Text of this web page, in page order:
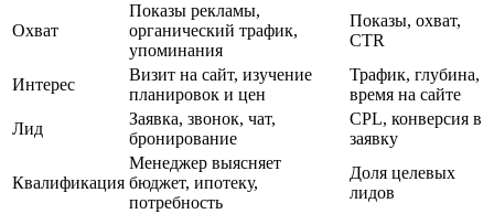
Охват
Показы рекламы,
органический трафик,
упоминания
Показы, охват,
CTR
Интерес
Визит на сайт, изучение
планировок и цен
Трафик, глубина,
время на сайте
Лид
Заявка, звонок, чат,
бронирование
CPL, конверсия в
заявку
Квалификация
Менеджер выясняет
бюджет, ипотеку,
потребность
Доля целевых
лидов